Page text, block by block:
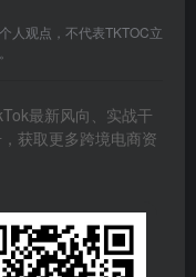
人观点，不代表TKTOC立
最新风向、实战干
获取更多跨境电商资